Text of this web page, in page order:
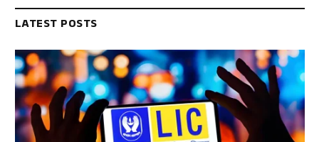
LATEST POSTS